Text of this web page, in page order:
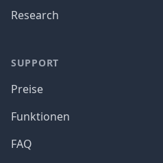
Research
SUPPORT
Preise
Funktionen
FAQ